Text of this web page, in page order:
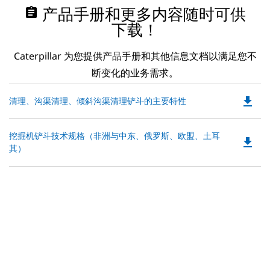
assignment 产品手册和更多内容随时可供
下载！
Caterpillar 为您提供产品手册和其他信息文档以满足您不
断变化的业务需求。
清理、沟渠清理、倾斜沟渠清理铲斗的主要特性 file_download
挖掘机铲斗技术规格（非洲与中东、俄罗斯、欧盟、土耳
其）
file_download